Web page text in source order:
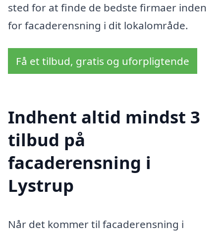
sted for at finde de bedste firmaer inden
for facaderensning i dit lokalområde.
Få et tilbud, gratis og uforpligtende
Indhent altid mindst 3
tilbud på
facaderensning i
Lystrup
Når det kommer til facaderensning i